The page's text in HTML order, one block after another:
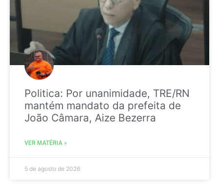
Politica: Por unanimidade, TRE/RN
mantém mandato da prefeita de
João Câmara, Aize Bezerra
VER MATÉRIA »
5 de agosto de 2026